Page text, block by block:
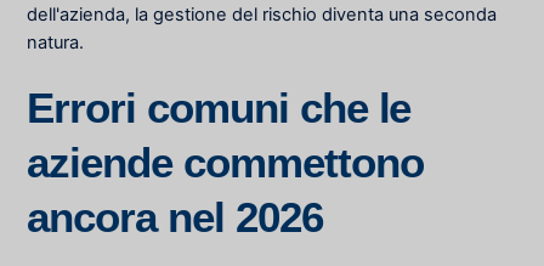
dell'azienda, la gestione del rischio diventa una seconda
natura.
Errori comuni che le
aziende commettono
ancora nel 2026